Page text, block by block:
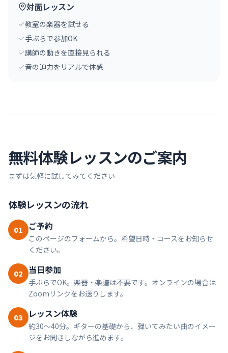
対面レッスン
教室の楽器を試せる
手ぶらで参加OK
講師の動きを直接見られる
音の迫力をリアルで体感
無料体験レッスンのご案内
まずは気軽に試してみてください
体験レッスンの流れ
01 ご予約
このページのフォームから。希望日時・コースをお知らせ
ください。
02 当日参加
手ぶらでOK。楽器・楽譜は不要です。オンラインの場合は
Zoomリンクをお送りします。
03 レッスン体験
約30〜40分。ギターの基礎から、弾いてみたい曲のイメー
ジをお聞きしながら進めます。